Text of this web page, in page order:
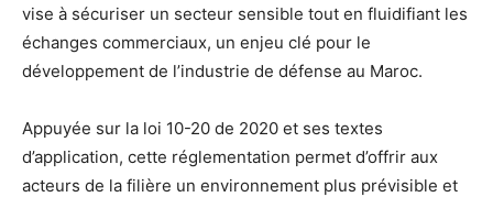
vise à sécuriser un secteur sensible tout en fluidifiant les
échanges commerciaux, un enjeu clé pour le
développement de l’industrie de défense au Maroc.
Appuyée sur la loi 10-20 de 2020 et ses textes
d’application, cette réglementation permet d’offrir aux
acteurs de la filière un environnement plus prévisible et